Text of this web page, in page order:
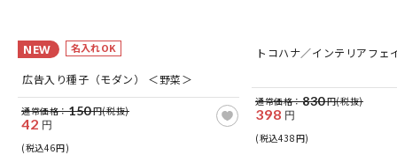
NEW 名入れOK
広告入り種子（モダン） ＜野菜＞
通常価格：150円(税抜)
42 円
(税込46円)
トコハナ／インテリアフェ
通常価格：830円(税抜)
398 円
(税込438円)